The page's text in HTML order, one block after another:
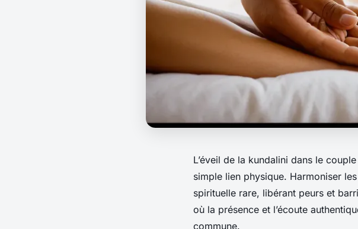
L’éveil de la kundalini dans le
simple lien physique. Harmoniser
spirituelle rare, libérant peurs et
où la présence et l’écoute
commune.